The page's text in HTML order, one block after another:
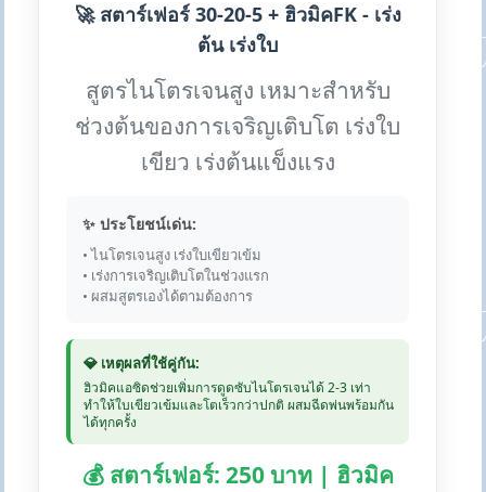
🚀 สตาร์เฟอร์ 30-20-5 + ฮิวมิคFK - เร่ง
ต้น เร่งใบ
สูตรไนโตรเจนสูง เหมาะสำหรับ
ช่วงต้นของการเจริญเติบโต เร่งใบ
เขียว เร่งต้นแข็งแรง
✨ ประโยชน์เด่น:
• ไนโตรเจนสูง เร่งใบเขียวเข้ม
• เร่งการเจริญเติบโตในช่วงแรก
• ผสมสูตรเองได้ตามต้องการ
💎 เหตุผลที่ใช้คู่กัน:
ฮิวมิคแอซิดช่วยเพิ่มการดูดซับไนโตรเจนได้ 2-3 เท่า
ทำให้ใบเขียวเข้มและโตเร็วกว่าปกติ ผสมฉีดพ่นพร้อมกัน
ได้ทุกครั้ง
💰 สตาร์เฟอร์: 250 บาท | ฮิวมิค